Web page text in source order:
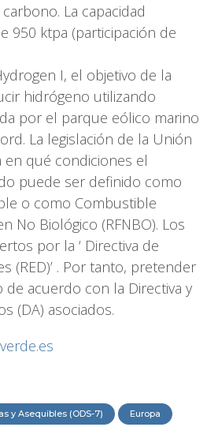
La capacidad
950 ktpa (participación de
I, el objetivo de la
hidrógeno utilizando
por el parque eólico marino
La legislación de la Unión
en qué condiciones el
puede ser definido como
o como Combustible
No Biológico (RFNBO). Los
por la ‘ Directiva de
(RED)’ . Por tanto, pretender
acuerdo con la Directiva y
(DA) asociados.
y Asequibles (ODS-7) Europa